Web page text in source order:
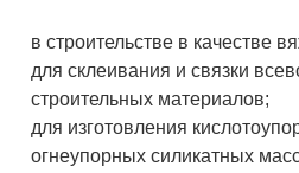
в строительстве в качестве
для склеивания и связки
строительных материалов;
для изготовления
огнеупорных силикатных